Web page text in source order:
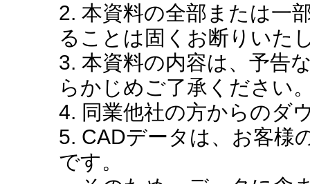
2. 本資料の全部または一
ることは固くお断りいた
3. 本資料の内容は、予告
らかじめご了承ください
4. 同業他社の方からのダ
5. CADデータは、お客様
です。